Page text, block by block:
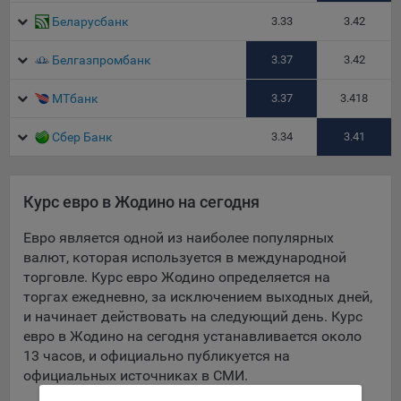
настройках браузера пользователя (включено
JavaScript).
На сайтах обрабатываются следующие типы файлов
Общество может использовать файлы cookie для
пользователь посетит указанный сайт, то в дальнейшем
сторонних веб-сайтах.
Иногда Общество использует сторонние файлы cookie
для отслеживания эффективности своих рекламных
объявлений. Такие файлы cookie, например, запоминают,
с помощью каких браузеров пользователи посещают
сайты Общества. С помощью данной процедуры
Общество также регулирует и оценивает эффективность
рекламной деятельности.
Беларусбанк 3.33 3.42
Белгазпромбанк 3.37 3.42
МТбанк 3.37 3.418
Сбер Банк 3.34 3.41
Курс евро в Жодино на сегодня
Евро является одной из наиболее популярных
валют, которая используется в международной
торговле. Курс евро Жодино определяется на
торгах ежедневно, за исключением выходных дней,
и начинает действовать на следующий день. Курс
евро в Жодино на сегодня устанавливается около
13 часов, и официально публикуется на
официальных источниках в СМИ.